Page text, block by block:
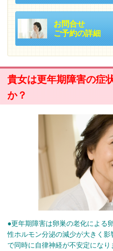
お問合せ
ご予約の詳細
貴女は更年期障害の症
か？
●更年期障害は卵巣の老化による
性ホルモン分泌の減少が大きく
で同時に自律神経が不安定にな